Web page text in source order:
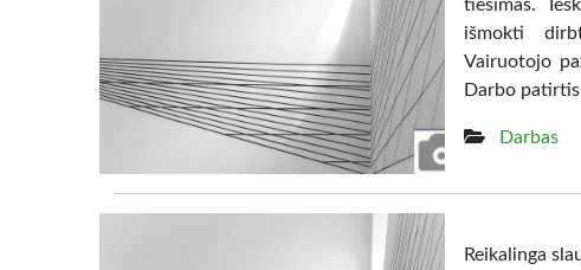
tiesimas.
išmokti
Vairuotojo
Darbo
Darbas
Reikalinga